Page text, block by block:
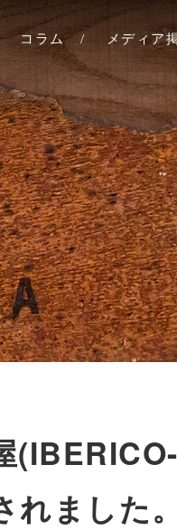
店
店
店
・ベジョー
コラム メディア
ました。